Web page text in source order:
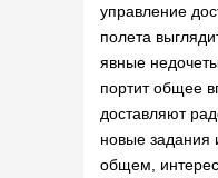
управление
полета
явные
портит общее
доставляют
новые
общем,